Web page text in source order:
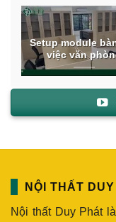
Setup module
việc văn
NỘI THẤT
Nội thất Duy Phát